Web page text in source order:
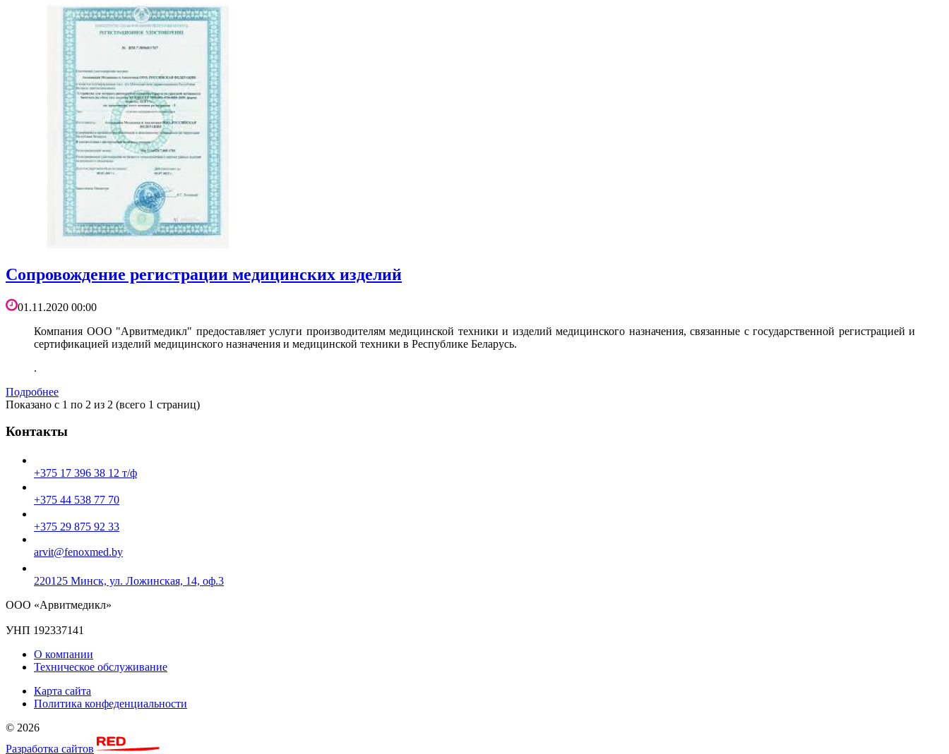
Сопровождение регистрации медицинских изделий
01.11.2020 00:00
Компания ООО "Арвитмедикл" предоставляет услуги производителям медицинской техники и изделий медицинского назначения, связанные с государственной регистрацией и
сертификацией изделий медицинского назначения и медицинской техники в Республике Беларусь.
.
Подробнее
Показано с 1 по 2 из 2 (всего 1 страниц)
Контакты
+375 17 396 38 12 т/ф
+375 44 538 77 70
+375 29 875 92 33
arvit@fenoxmed.by
220125 Минск, ул. Ложинская, 14, оф.3
ООО «Арвитмедикл»
УНП 192337141
О компании
Техническое обслуживание
Карта сайта
Политика конфеденциальности
© 2026
Разработка сайтов